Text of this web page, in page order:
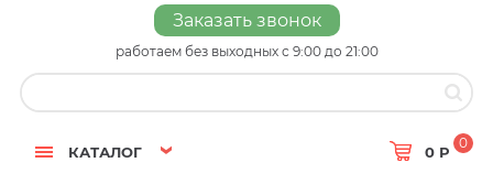
Заказать звонок
работаем без выходных с 9:00 до 21:00
КАТАЛОГ 0 Р
0